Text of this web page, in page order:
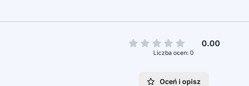
0.00
Liczba ocen: 0
Oceń i opisz